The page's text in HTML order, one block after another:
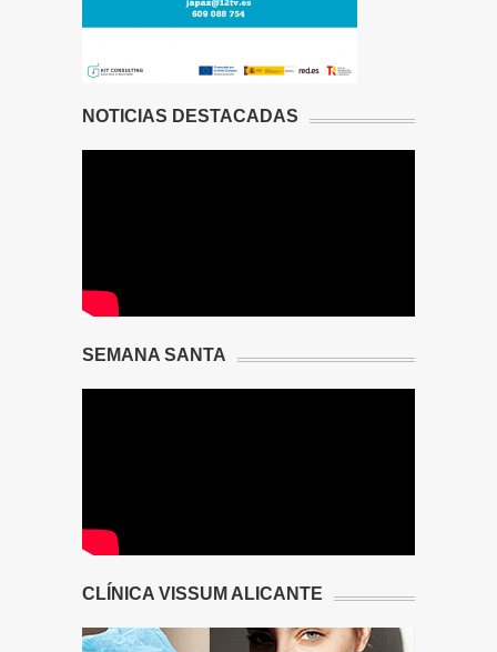
NOTICIAS DESTACADAS
SEMANA SANTA
CLÍNICA VISSUM ALICANTE